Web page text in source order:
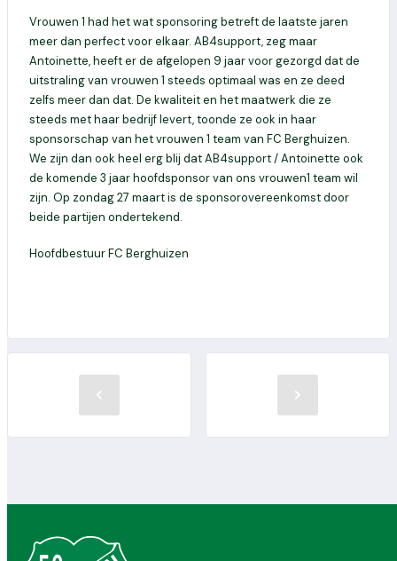
Vrouwen 1 had het wat sponsoring betreft de laatste jaren
meer dan perfect voor elkaar. AB4support, zeg maar
Antoinette, heeft er de afgelopen 9 jaar voor gezorgd dat de
uitstraling van vrouwen 1 steeds optimaal was en ze deed
zelfs meer dan dat. De kwaliteit en het maatwerk die ze
steeds met haar bedrijf levert, toonde ze ook in haar
sponsorschap van het vrouwen 1 team van FC Berghuizen.
We zijn dan ook heel erg blij dat AB4support / Antoinette ook
de komende 3 jaar hoofdsponsor van ons vrouwen1 team wil
zijn. Op zondag 27 maart is de sponsorovereenkomst door
beide partijen ondertekend.
Hoofdbestuur FC Berghuizen